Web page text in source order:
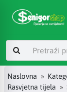
Naslovna
Rasvjetna tijela